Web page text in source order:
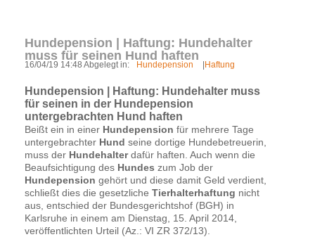
Hundepension | Haftung: Hundehalter
muss für seinen Hund haften
16/04/19 14:48 Abgelegt in: Hundepension |Haftung
Hundepension | Haftung: Hundehalter muss
für seinen in der Hundepension
untergebrachten Hund haften
Beißt ein in einer Hundepension für mehrere Tage
untergebrachter Hund seine dortige Hundebetreuerin,
muss der Hundehalterdafür haften. Auch wenn die
Beaufsichtigung des Hundes zum Job der
Hundepension gehört und diese damit Geld verdient,
schließt dies die gesetzliche Tierhalterhaftung nicht
aus, entschied der Bundesgerichtshof (BGH) in
Karlsruhe in einem am Dienstag, 15. April 2014,
veröffentlichten Urteil (Az.: VI ZR 372/13).